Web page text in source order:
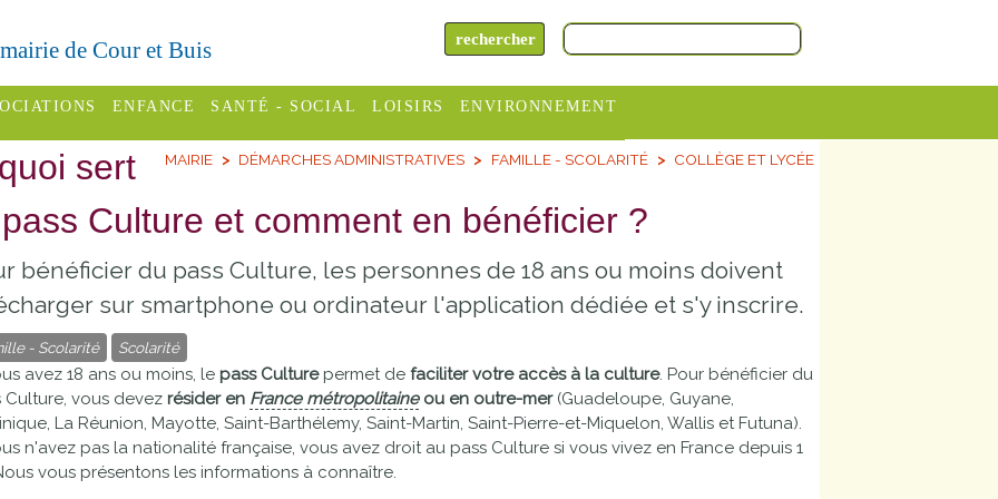
de Cour et Buis
des
Varèze
des
ENFANCE
Assistantes
assistante
maternelle
Pôle petite
enfance
Etablissements
SANTÉ - SOCIAL
Centres
CCAS
Départemental
Le SSIAD
des Trois
LOISIRS
de
tourisme
Piscines
Sélection
ENVIRONNEMENT
Horaires
incitative
MAIRIE DÉMARCHES ADMINISTRATIVES FAMILLE - SCOLARITÉ COLLÈGE ET LYCÉE
sert
Culture et comment en bénéficier ?
bénéficier du pass Culture, les personnes de 18 ans ou moins doivent
sur smartphone ou ordinateur l'application dédiée et s'y inscrire.
- Scolarité Scolarité
avez 18 ans ou moins, le pass Culturepermet de faciliter votre accès à la culture. Pour bénéficier du
Culture, vous devez résider en France métropolitaineou en outre-mer(Guadeloupe, Guyane,
La Réunion, Mayotte, Saint-Barthélemy, Saint-Martin, Saint-Pierre-et-Miquelon, Wallis et Futuna).
n'avez pas la nationalité française, vous avez droit au pass Culture si vous vivez en France depuis 1
vous présentons les informations à connaître.